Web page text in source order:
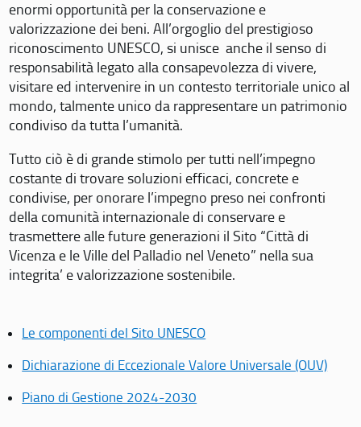
enormi opportunità per la conservazione e
valorizzazione dei beni. All’orgoglio del prestigioso
riconoscimento UNESCO, si unisce anche il senso di
responsabilità legato alla consapevolezza di vivere,
visitare ed intervenire in un contesto territoriale unico al
mondo, talmente unico da rappresentare un patrimonio
condiviso da tutta l’umanità.
Tutto ciò è di grande stimolo per tutti nell’impegno
costante di trovare soluzioni efficaci, concrete e
condivise, per onorare l’impegno preso nei confronti
della comunità internazionale di conservare e
trasmettere alle future generazioni il Sito “Città di
Vicenza e le Ville del Palladio nel Veneto” nella sua
integrita’ e valorizzazione sostenibile.
Le componenti del Sito UNESCO
Dichiarazione di Eccezionale Valore Universale (OUV)
Piano di Gestione 2024-2030